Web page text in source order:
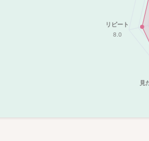
見
リピート
8.0